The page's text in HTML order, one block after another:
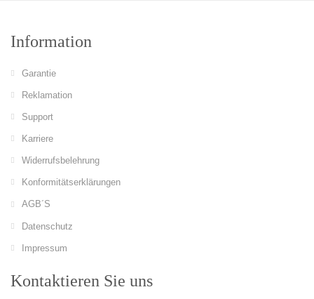
Information
Garantie
Reklamation
Support
Karriere
Widerrufsbelehrung
Konformitätserklärungen
AGB´S
Datenschutz
Impressum
Kontaktieren Sie uns